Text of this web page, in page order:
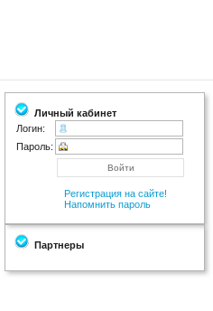
Личный кабинет
Логин:
Пароль:
Регистрация на сайте!
Напомнить пароль
Партнеры